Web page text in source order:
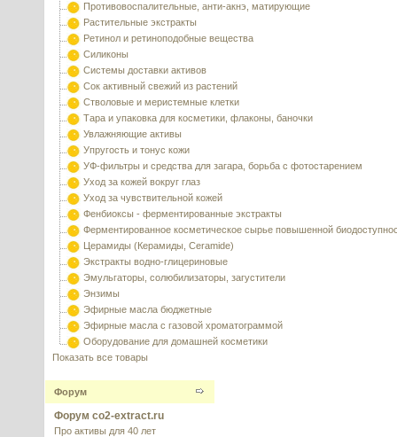
Противовоспалительные, анти-акнэ, матирующие
Растительные экстракты
Ретинол и ретиноподобные вещества
Силиконы
Системы доставки активов
Сок активный свежий из растений
Стволовые и меристемные клетки
Тара и упаковка для косметики, флаконы, баночки
Увлажняющие активы
Упругость и тонус кожи
УФ-фильтры и средства для загара, борьба с фотостарением
Уход за кожей вокруг глаз
Уход за чувствительной кожей
Фенбиоксы - ферментированные экстракты
Ферментированное косметическое сырье повышенной
Церамиды (Керамиды, Ceramide)
Экстракты водно-глицериновые
Эмульгаторы, солюбилизаторы, загустители
Энзимы
Эфирные масла бюджетные
Эфирные масла с газовой хроматограммой
Оборудование для домашней косметики
Показать все товары
Форум
Форум co2-extract.ru
Про активы для 40 лет